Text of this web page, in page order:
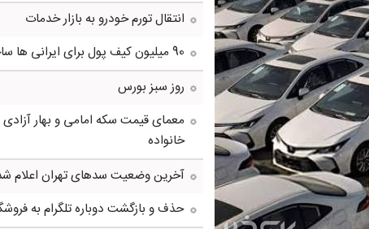
انتقال تورم خودرو به بازار خدمات
90 میلیون کیف پول برای ایرانی ها ساخته شد
روز سبز بورس
معمای قیمت سکه امامی و بهار آزادی
خانواده
آخرین وضعیت سدهای تهران اعلام
حذف و بازگشت دوباره تلگرام به